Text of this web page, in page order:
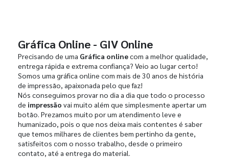
Gráfica Online - GIV Online
Precisando de uma Gráfica onlinecom a melhor qualidade,
entrega rápida e extrema confiança? Veio ao lugar certo!
Somos uma gráfica online com mais de 30 anos de história
de impressão, apaixonada pelo que faz!
Nós conseguimos provar no dia a dia que todo o processo
de impressão vai muito além que simplesmente apertar um
botão. Prezamos muito por um atendimento leve e
humanizado, pois o que nos deixa mais contentes é saber
que temos milhares de clientes bem pertinho da gente,
satisfeitos com o nosso trabalho, desde o primeiro
contato, até a entrega do material.